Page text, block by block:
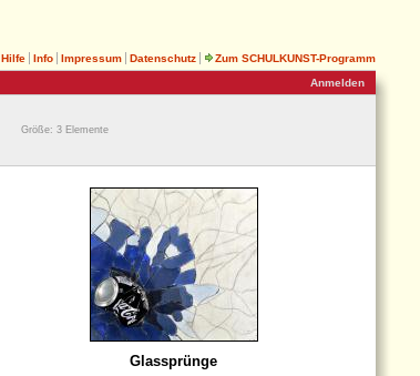
Hilfe Info Impressum Datenschutz
Zum SCHULKUNST-Programm
Anmelden
Größe: 3 Elemente
Glassprünge